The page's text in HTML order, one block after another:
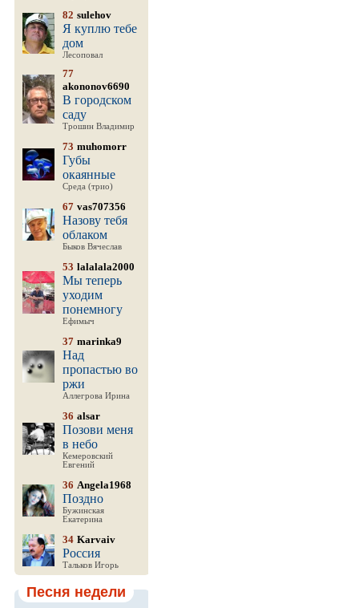
82 sulehov
Я куплю тебе
дом
Лесоповал
77
akononov6690
В городском
саду
Трошин Владимир
73 muhomorr
Губы
окаянные
Среда (трио)
67 vas707356
Назову тебя
облаком
Быков Вячеслав
53 lalalala2000
Мы теперь
уходим
понемногу
Ефимыч
37 marinka9
Над
пропастью во
ржи
Аллегрова Ирина
36 alsar
Позови меня
в небо
Кемеровский
Евгений
36 Angela1968
Поздно
Бужинская
Екатерина
34 Karvaiv
Россия
Тальков Игорь
Песня недели